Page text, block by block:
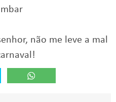
não me leve a mal